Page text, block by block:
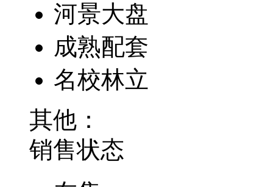
河景大盘
成熟配套
名校林立
其他：
销售状态